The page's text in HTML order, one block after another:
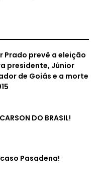
Prado prevê a eleição
presidente, Júnior
de Goiás e a morte
DO BRASIL!
Pasadena!